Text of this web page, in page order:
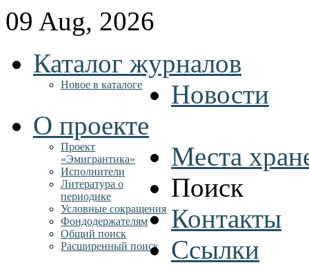
09 Aug, 2026
Каталог журналов
Новое в каталоге
Новости
О проекте
Проект
«Эмигрантика»
Исполнители
Литература о
периодике
Условные сокращения
Фондодержателям
Места
Поиск
Общий поиск
Расширенный поиск
Контакты
Ссылки